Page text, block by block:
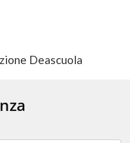
Deascuola